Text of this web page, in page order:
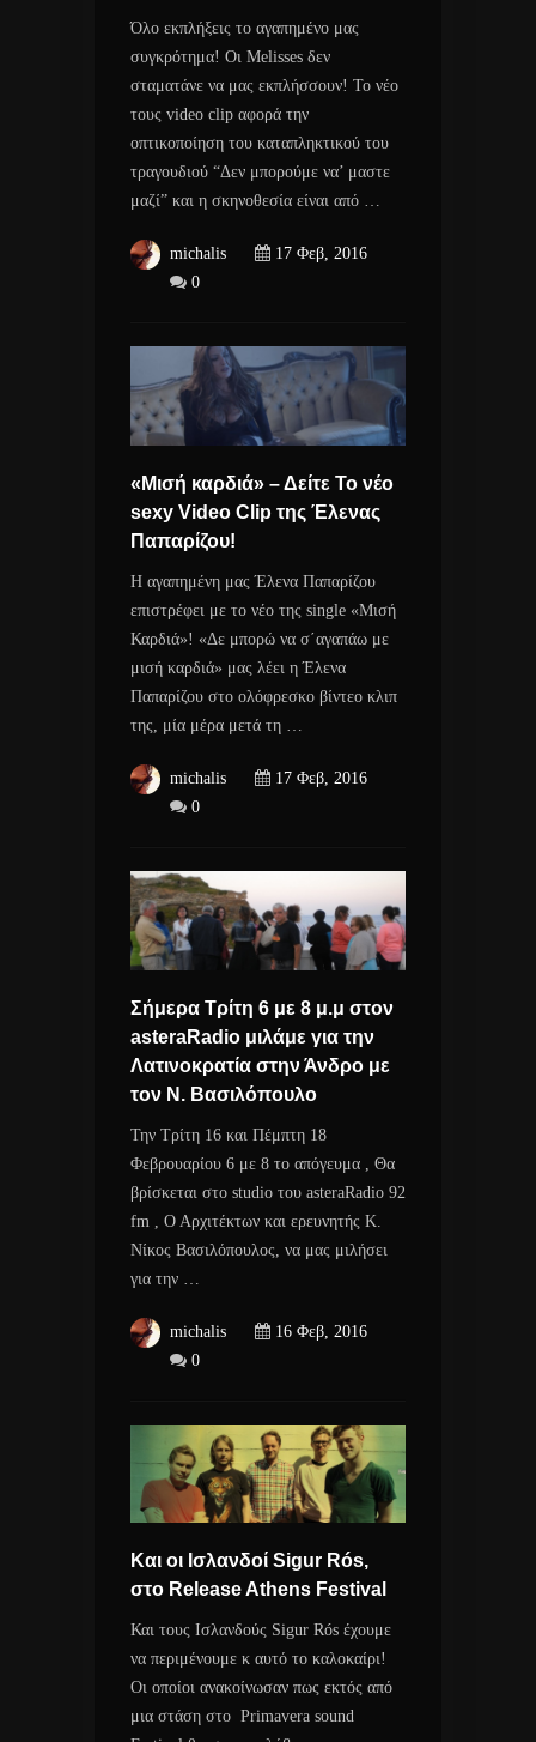
Όλο εκπλήξεις το αγαπημένο μας
συγκρότημα! Οι Μelisses δεν
σταματάνε να μας εκπλήσσουν! Το νέο
τους video clip αφορά την
οπτικοποίηση του καταπληκτικού του
τραγουδιού “Δεν μπορούμε να’ μαστε
μαζί” και η σκηνοθεσία είναι από …
michalis
17 Φεβ, 2016
0
«Μισή καρδιά» – Δείτε Το νέο
sexy Video Clip της Έλενας
Παπαρίζου!
Η αγαπημένη μας Έλενα Παπαρίζου
επιστρέφει με το νέο της single «Μισή
Καρδιά»! «Δε μπορώ να σ΄αγαπάω με
μισή καρδιά» μας λέει η Έλενα
Παπαρίζου στο ολόφρεσκο βίντεο κλιπ
της, μία μέρα μετά τη …
michalis
17 Φεβ, 2016
0
Σήμερα Τρίτη 6 με 8 μ.μ στον
asteraRadio μιλάμε για την
Λατινοκρατία στην Άνδρο με
τον Ν. Βασιλόπουλο
Την Τρίτη 16 και Πέμπτη 18
Φεβρουαρίου 6 με 8 το απόγευμα , Θα
βρίσκεται στο studio του asteraRadio 92
fm , Ο Αρχιτέκτων και ερευνητής Κ.
Νίκος Βασιλόπουλος, να μας μιλήσει
για την …
michalis
16 Φεβ, 2016
0
Και οι Ισλανδοί Sigur Rós,
στο Release Athens Festival
Και τους Ισλανδούς Sigur Rós έχουμε
να περιμένουμε κ αυτό το καλοκαίρι!
Οι οποίοι ανακοίνωσαν πως εκτός από
μια στάση στο Primavera sound